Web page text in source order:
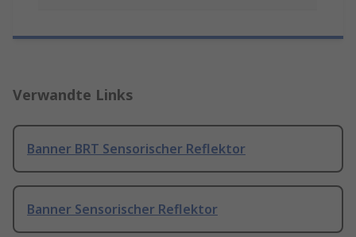
Verwandte Links
Banner BRT Sensorischer Reflektor
Banner Sensorischer Reflektor